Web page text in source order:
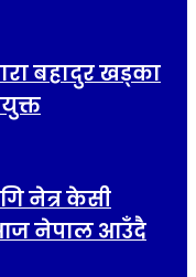
बहादुर खड्का
नेत्र केसी
नेपाल आउँदै